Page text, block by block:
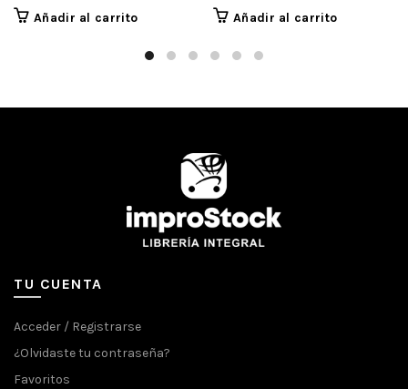
Añadir al carrito Añadir al carrito
TU CUENTA
Acceder / Registrarse
¿Olvidaste tu contraseña?
Favoritos